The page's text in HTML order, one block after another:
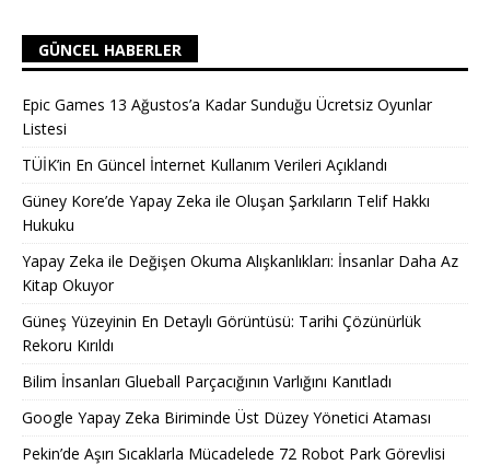
GÜNCEL HABERLER
Epic Games 13 Ağustos’a Kadar Sunduğu Ücretsiz Oyunlar
Listesi
TÜİK’in En Güncel İnternet Kullanım Verileri Açıklandı
Güney Kore’de Yapay Zeka ile Oluşan Şarkıların Telif Hakkı
Hukuku
Yapay Zeka ile Değişen Okuma Alışkanlıkları: İnsanlar Daha Az
Kitap Okuyor
Güneş Yüzeyinin En Detaylı Görüntüsü: Tarihi Çözünürlük
Rekoru Kırıldı
Bilim İnsanları Glueball Parçacığının Varlığını Kanıtladı
Google Yapay Zeka Biriminde Üst Düzey Yönetici Ataması
Pekin’de Aşırı Sıcaklarla Mücadelede 72 Robot Park Görevlisi